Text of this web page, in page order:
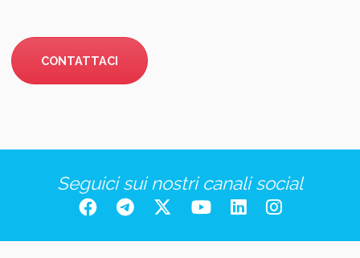
CONTATTACI
Seguici sui nostri canali social